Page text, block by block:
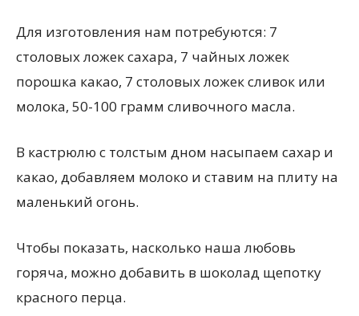
Для изготовления нам потребуются: 7
столовых ложек сахара, 7 чайных ложек
порошка какао, 7 столовых ложек сливок или
молока, 50-100 грамм сливочного масла.
В кастрюлю с толстым дном насыпаем сахар и
какао, добавляем молоко и ставим на плиту на
маленький огонь.
Чтобы показать, насколько наша любовь
горяча, можно добавить в шоколад щепотку
красного перца.